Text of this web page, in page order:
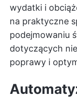
wydatki i
na praktyczne
podejmowaniu
dotyczących
poprawy i